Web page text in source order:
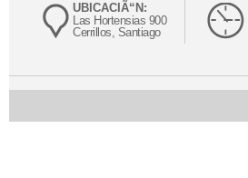
UBICACIÃ“N:
Las Hortensias 900
Cerrillos, Santiago